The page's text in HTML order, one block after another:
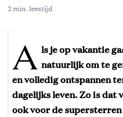
2 min. leestijd
A ls je op vakantie
natuurlijk om te
en volledig ontspannen
dagelijks leven. Zo is dat
ook voor de